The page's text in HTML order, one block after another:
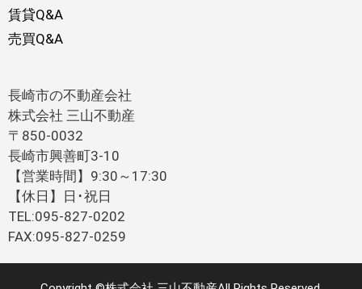
賃貸Q&A
売買Q&A
長崎市の不動産会社
株式会社 三山不動産
〒850-0032
長崎市興善町3-10
【営業時間】9:30～17:30
【休日】日･祝日
TEL:095-827-0202
FAX:095-827-0259